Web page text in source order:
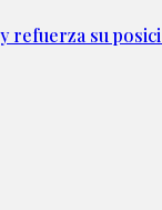
refuerza su